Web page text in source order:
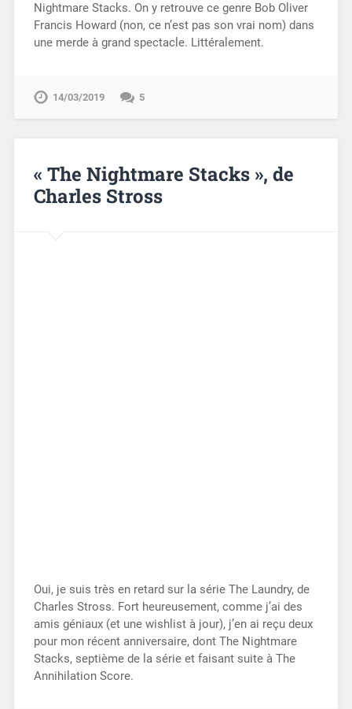
Nightmare Stacks. On y retrouve ce genre Bob Oliver
Francis Howard (non, ce n’est pas son vrai nom) dans
une merde à grand spectacle. Littéralement.
14/03/2019 5
« The Nightmare Stacks », de
Charles Stross
Oui, je suis très en retard sur la série The Laundry, de
Charles Stross. Fort heureusement, comme j’ai des
amis géniaux (et une wishlist à jour), j’en ai reçu deux
pour mon récent anniversaire, dont The Nightmare
Stacks, septième de la série et faisant suite à The
Annihilation Score.